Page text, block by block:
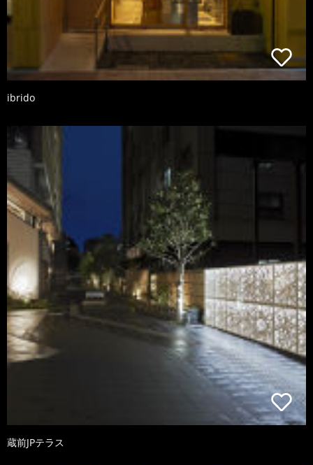
ibrido
蔵前JPテラス